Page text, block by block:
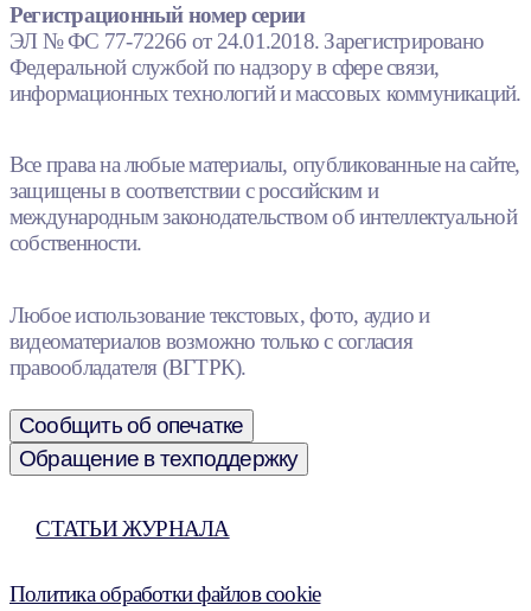
Регистрационный номер серии
ЭЛ № ФС 77-72266 от 24.01.2018. Зарегистрировано
Федеральной службой по надзору в сфере связи,
информационных технологий и массовых коммуникаций.
Все права на любые материалы, опубликованные на сайте,
защищены в соответствии с российским и
международным законодательством об интеллектуальной
собственности.
Любое использование текстовых, фото, аудио и
видеоматериалов возможно только с согласия
правообладателя (ВГТРК).
Сообщить об опечатке
Обращение в техподдержку
СТАТЬИ ЖУРНАЛА
Политика обработки файлов cookie